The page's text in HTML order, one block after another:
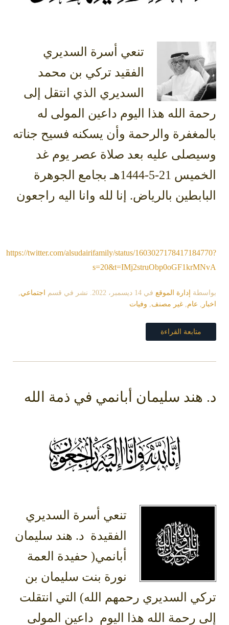
تنعي أسرة السديري
الفقيد تركي بن محمد
السديري الذي انتقل إلى
رحمة الله هذا اليوم داعين المولى له
بالمغفرة والرحمة وأن يسكنه فسيح جناته
وسيصلى عليه بعد صلاة عصر يوم غد
الخميس 21-5-1444هـ بجامع الجوهرة
البابطين بالرياض. إنا لله وانا اليه راجعون
https://twitter.com/alsudairifamily/status/1603027178417184770?
s=20&t=IMj2struObp0oGF1krMNvA
بواسطة إدارة الموقع في 14 ديسمبر، 2022 . نشر في قسم اجتماعي
اخبار
عام غير مصنف وفيات
متابعة القراءة
د. هند سليمان أبانمي في ذمة الله
تنعي أسرة السديري
الفقيدة د. هند سليمان
أبانمي( حفيدة العمة
نورة بنت سليمان بن
تركي السديري رحمهم الله) التي انتقلت
إلى رحمة الله هذا اليوم داعين المولى